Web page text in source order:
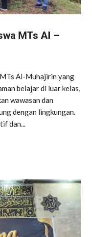
MTs Al –
Al-Muhajirin yang
belajar di luar kelas,
wawasan dan
dengan lingkungan.
dan...